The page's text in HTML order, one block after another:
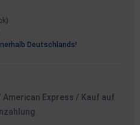
Deutschlands!
Express / Kauf auf